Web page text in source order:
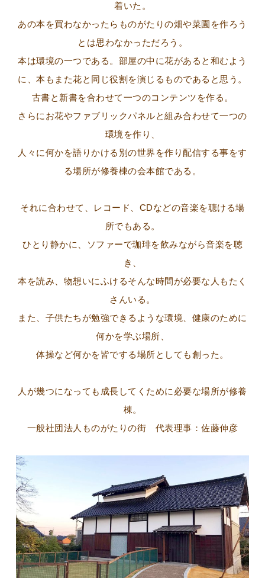
着いた。
あの本を買わなかったらものがたりの畑や菜園を作ろう
とは思わなかっただろう。
本は環境の一つである。部屋の中に花があると和むよう
に、本もまた花と同じ役割を演じるものであると思う。
古書と新書を合わせて一つのコンテンツを作る。
さらにお花やファブリックパネルと組み合わせて一つの
環境を作り、
人々に何かを語りかける別の世界を作り配信する事をす
る場所が修養棟の会本館である。
それに合わせて、レコード、CDなどの音楽を聴ける場
所でもある。
ひとり静かに、ソファーで珈琲を飲みながら音楽を聴
き、
本を読み、物想いにふけるそんな時間が必要な人もたく
さんいる。
また、子供たちが勉強できるような環境、健康のために
何かを学ぶ場所、
体操など何かを皆でする場所としても創った。
人が幾つになっても成長してくために必要な場所が修養
棟。
一般社団法人ものがたりの街 代表理事：佐藤伸彦